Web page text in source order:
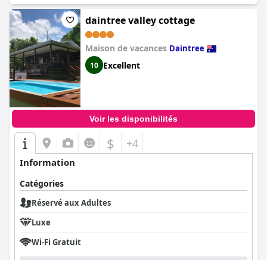
daintree valley cottage
Maison de vacances Daintree
10 Excellent
Voir les disponibilités
$ +4
Information
Catégories
Réservé aux Adultes
Luxe
Wi-Fi Gratuit